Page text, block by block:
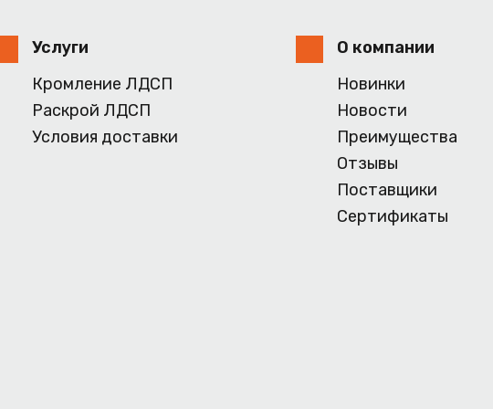
Услуги
Кромление ЛДСП
Раскрой ЛДСП
Условия доставки
О компании
Новинки
Новости
Преимущества
Отзывы
Поставщики
Сертификаты